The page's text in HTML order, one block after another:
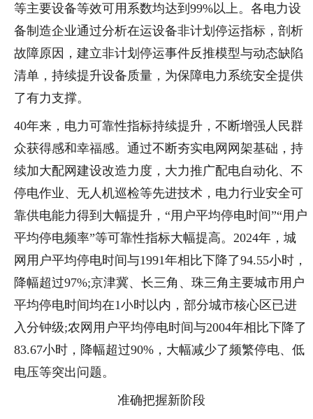
等主要设备等效可用系数均达到99%以上。各电力设
备制造企业通过分析在运设备非计划停运指标，剖析
故障原因，建立非计划停运事件反推模型与动态缺陷
清单，持续提升设备质量，为保障电力系统安全提供
了有力支撑。
40年来，电力可靠性指标持续提升，不断增强人民群
众获得感和幸福感。通过不断夯实电网网架基础，持
续加大配网建设改造力度，大力推广配电自动化、不
停电作业、无人机巡检等先进技术，电力行业安全可
靠供电能力得到大幅提升，“用户平均停电时间”“用户
平均停电频率”等可靠性指标大幅提高。2024年，城
网用户平均停电时间与1991年相比下降了94.55小时，
降幅超过97%;京津冀、长三角、珠三角主要城市用户
平均停电时间均在1小时以内，部分城市核心区已进
入分钟级;农网用户平均停电时间与2004年相比下降了
83.67小时，降幅超过90%，大幅减少了频繁停电、低
电压等突出问题。
准确把握新阶段